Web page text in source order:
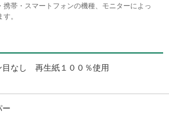
帯・スマートフォンの機種、モニターによっ
。
なし 再生紙１００％使用
ー